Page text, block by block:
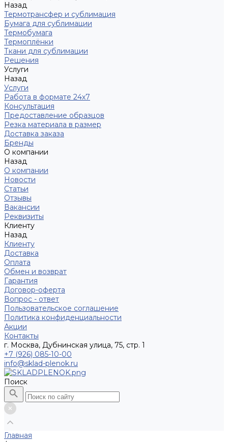
Назад
Термотрансфер и сублимация
Бумага для сублимации
Термобумага
Термоплёнки
Ткани для сублимации
Решения
Услуги
Назад
Услуги
Работа в формате 24х7
Консультация
Предоставление образцов
Резка материала в размер
Доставка заказа
Бренды
О компании
Назад
О компании
Новости
Статьи
Отзывы
Вакансии
Реквизиты
Клиенту
Назад
Клиенту
Доставка
Оплата
Обмен и возврат
Гарантия
Договор-оферта
Вопрос - ответ
Пользовательское соглашение
Политика конфиденциальности
Акции
Контакты
г. Москва, Дубнинская улица, 75, стр. 1
+7 (926) 085-10-00
info@sklad-plenok.ru
Поиск
Главная